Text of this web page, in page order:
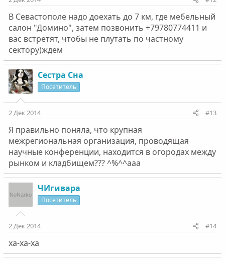
В Севастополе надо доехать до 7 км, где мебельный
салон "Домино", затем позвонить +79780774411 и
вас встретят, чтобы не плутать по частному
сектору)ждем
Сестра Сна
Посетитель
2 Дек 2014 #13
Я правильно поняла, что крупная
межрегиональная организация, проводящая
научные конференции, находится в огородах между
рынком и кладбищем??? ^%^^aaa
ЧИгивара
Посетитель
2 Дек 2014 #14
ха-ха-ха